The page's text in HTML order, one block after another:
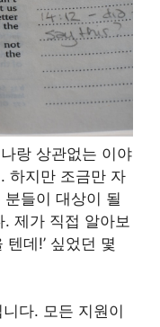
랑 상관없는 이야
하지만 조금만 자
들이 대상이 될
제가 직접 알아보
텐데!’ 싶었던 몇
다. 모든 지원이